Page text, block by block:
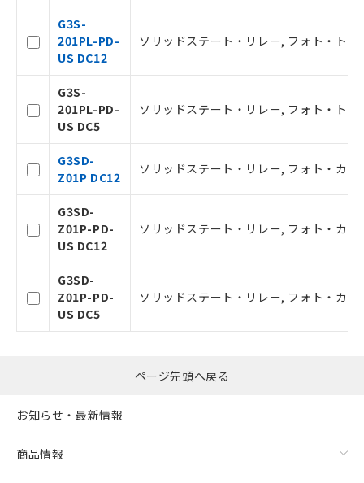
G3S-
201PL-PD-
US DC12
ソリッドステート・リレー, フォト・ト
G3S-
201PL-PD-
US DC5
ソリッドステート・リレー, フォト・ト
G3SD-
Z01P DC12
ソリッドステート・リレー, フォト・カ
G3SD-
Z01P-PD-
US DC12
ソリッドステート・リレー, フォト・カ
G3SD-
Z01P-PD-
US DC5
ソリッドステート・リレー, フォト・カ
ページ先頭へ戻る
お知らせ・最新情報
商品情報
お客様が当ウェブサイト上で当社にご
および当社の共同利用者が、当社の製
品・サービスに関するお客様との取
引・商談に必要な範囲で利用すること
※当社の共同利用者とは、 "個人情報
の共同利用に関して"
用者の範囲」に記載されている法人を
指します。